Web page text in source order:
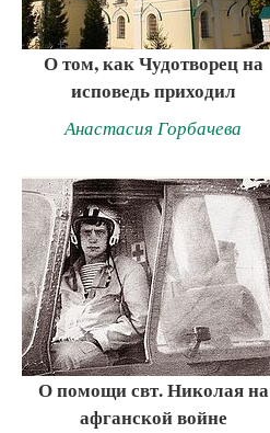
О том, как Чудотворец на
исповедь приходил
Анастасия Горбачева
О помощи свт. Николая на
афганской войне